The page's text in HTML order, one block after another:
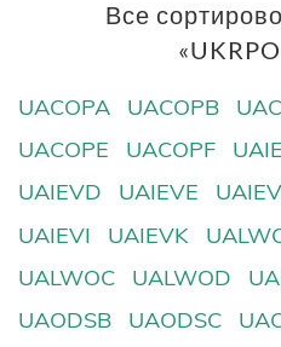
Все
UACOPA UACOPB
UACOPE
UACOPF
UAIEVD
UAIEVE
UAIEVI
UAIEVK
UALWOC
UALWOD
UAODSB
UAODSC